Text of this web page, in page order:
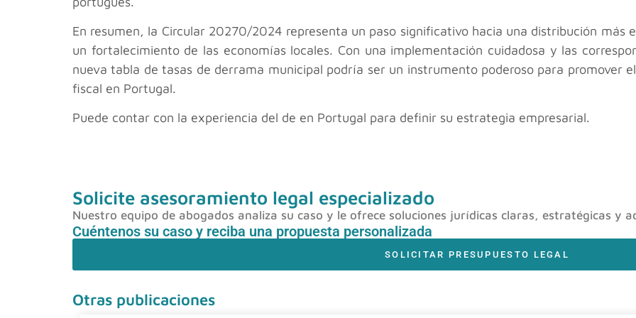
En resumen, la Circular 20270/2024 representa un paso significativo hacia una distribución
un fortalecimiento de las economías locales. Con una implementación cuidadosa y las
nueva tabla de tasas de derrama municipal podría ser un instrumento poderoso para promover
fiscal en Portugal.
Puede contar con la experiencia del de en Portugal para definir su estrategia empresarial.
Solicite asesoramiento legal especializado
Nuestro equipo de abogados analiza su caso y le ofrece soluciones jurídicas claras, estratégicas y
Cuéntenos su caso y reciba una propuesta personalizada
SOLICITAR PRESUPUESTO LEGAL
Otras publicaciones